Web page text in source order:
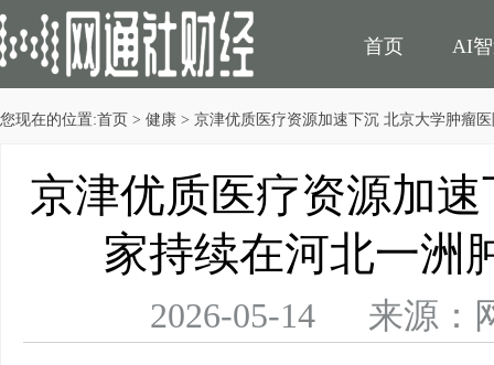
首页 AI
您现在的位置:首页 > 健康 > 京津优质医疗资源加速下沉 北京大学肿瘤
京津优质医疗资源加
家持续在河北一洲
2026-05-14 来源：